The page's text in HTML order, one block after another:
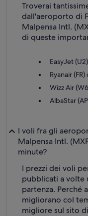
Troverai
dall'aeroporto di
Malpensa Intl.
di queste
EasyJet
Ryanair
Wizz Air
AlbaStar
I voli fra gli
Malpensa Intl.
minute?
I prezzi dei voli
pubblicati a volte
partenza. Perché
migliorano col
migliore sul sito